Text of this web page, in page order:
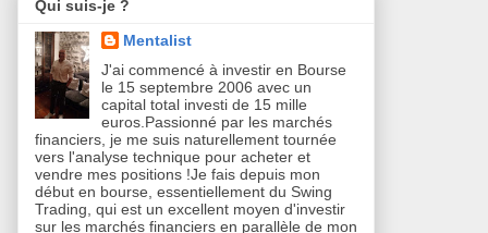
Qui suis-je ?
Mentalist
J'ai commencé à investir en Bourse
le 15 septembre 2006 avec un
capital total investi de 15 mille
euros.Passionné par les marchés
financiers, je me suis naturellement tournée
vers l'analyse technique pour acheter et
vendre mes positions !Je fais depuis mon
début en bourse, essentiellement du Swing
Trading, qui est un excellent moyen d'investir
sur les marchés financiers en parallèle de mon